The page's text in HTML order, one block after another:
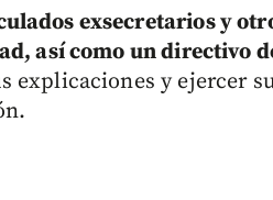
exsecretarios y
así como un directivo
explicaciones y ejercer